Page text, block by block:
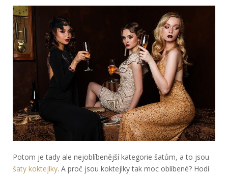
Potom je tady ale nejoblíbenější kategorie šatům, a to jsou
šaty koktejlky. A proč jsou koktejlky tak moc oblíbené? Hodí